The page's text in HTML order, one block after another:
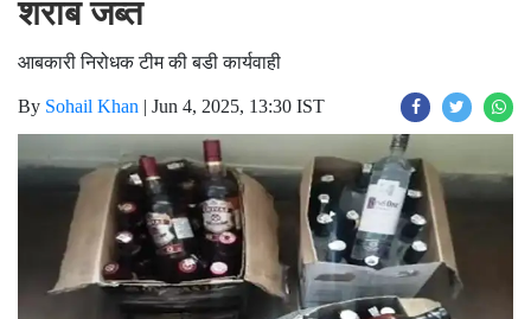
शराब जब्त
आबकारी निरोधक टीम की बडी कार्यवाही
By Sohail Khan | Jun 4, 2025, 13:30 IST